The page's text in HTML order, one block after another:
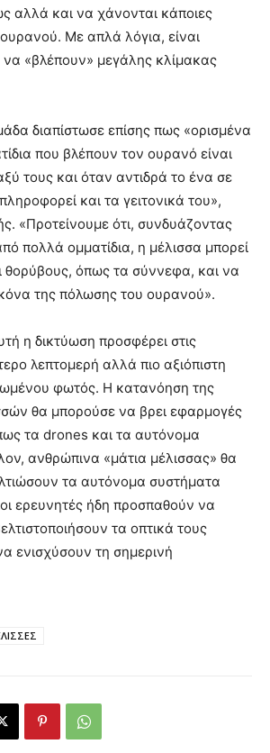
αλλά και να χάνονται κάποιες
Με απλά λόγια, είναι
να «βλέπουν» μεγάλης κλίμακας
διαπίστωσε επίσης πως «ορισμένα
που βλέπουν τον ουρανό είναι
τους και όταν αντιδρά το ένα σε
και τα γειτονικά του»,
«Προτείνουμε ότι, συνδυάζοντας
πολλά ομματίδια, η μέλισσα μπορεί
θορύβους, όπως τα σύννεφα, και να
της πόλωσης του ουρανού».
η δικτύωση προσφέρει στις
λεπτομερή αλλά πιο αξιόπιστη
φωτός. Η κατανόηση της
θα μπορούσε να βρει εφαρμογές
τα drones και τα αυτόνομα
ανθρώπινα «μάτια μέλισσας» θα
τα αυτόνομα συστήματα
ερευνητές ήδη προσπαθούν να
τα οπτικά τους
ενισχύσουν τη σημερινή